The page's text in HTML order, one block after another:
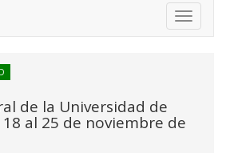
Toggle
de la Universidad de
18 al 25 de noviembre de